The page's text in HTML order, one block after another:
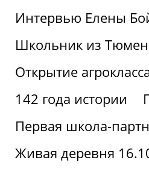
Интервью Елены
Школьник из
Открытие
142 года истории
Первая школа-
Живая деревня